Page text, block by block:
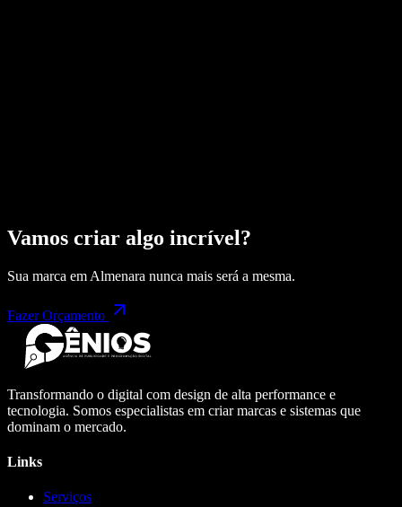
Vamos criar algo incrível?
Sua marca em Almenara nunca mais será a mesma.
Fazer Orçamento
Transformando o digital com design de alta performance e
tecnologia. Somos especialistas em criar marcas e sistemas que
dominam o mercado.
Links
Serviços